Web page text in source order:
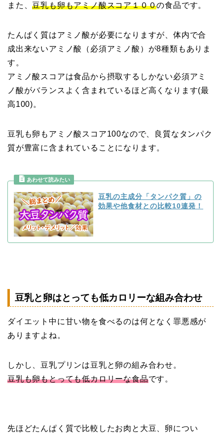
また、豆乳も卵もアミノ酸スコア１００の食品です。
たんぱく質はアミノ酸が必要になりますが、体内で合
成出来ないアミノ酸（必須アミノ酸）が8種類もありま
す。
アミノ酸スコアは食品から摂取するしかない必須アミ
ノ酸がバランスよく含まれているほど高くなります(最
高100)。
豆乳も卵もアミノ酸スコア100なので、良質なタンパク
質が豊富に含まれていることになります。
豆乳の主成分「タンパク質」の
効果や他食材との比較10連発！
豆乳と卵はとっても低カロリーな組み合わせ
ダイエット中に甘い物を食べるのは何となく罪悪感が
ありますよね。
しかし、豆乳プリンは豆乳と卵の組み合わせ。
豆乳も卵もとっても低カロリーな食品です。
先ほどたんぱく質で比較したお肉と大豆、卵につい